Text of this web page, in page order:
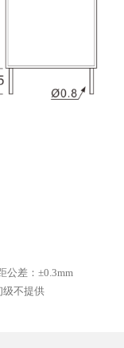
公差：±0.3mm
级不提供